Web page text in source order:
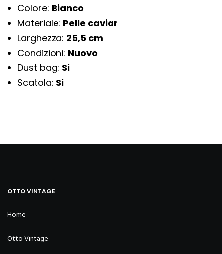
Colore: Bianco
Materiale: Pelle caviar
Larghezza: 25,5 cm
Condizioni: Nuovo
Dust bag: Si
Scatola: Si
OTTO VINTAGE
Home
Otto Vintage